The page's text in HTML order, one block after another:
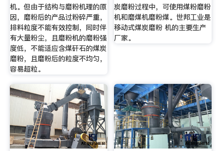
机。但由于结构与磨粉机理的原
因，磨粉后的产品过粉碎严重，
排料粒度不能有效控制，同时伴
有大量粉尘，且磨粉机的磨粉强
度低，不能适应含煤矸石的煤炭
磨粉，且磨粉后的粒度不均匀，
容易超粒。
炭磨粉过程中，可使用煤粉磨粉
机和磨煤机磨粉煤。世邦工业是
移动式煤炭磨粉 机的主要生产
厂家。